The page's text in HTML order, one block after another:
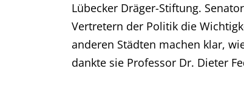
Lübecker Dräger-Stiftung.
Vertretern der Politik die
anderen Städten machen klar,
dankte sie Professor Dr. Dieter